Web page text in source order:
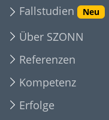
Fallstudien
Neu
Über SZONN
Referenzen
Kompetenz
Erfolge